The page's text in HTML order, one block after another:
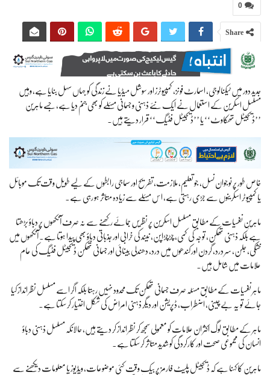
0
Share
جدید دور میں ٹیکنالوجی، اسمارٹ فونز، کمپیوٹرز اور سوشل میڈیا نے زندگی کو جہاں سہل بنایا ہے، وہیں
مسلسل اسکرین کے استعمال نے ایک نئے ذہنی و جسمانی مسئلے کو بھی جنم دیا ہے، جسے ماہرین
’’ڈیجیٹل تھکاوٹ‘‘ یا ’’ڈیجیٹل فٹیگ‘‘ قرار دیتے ہیں۔
خاص طور پر نوجوان نسل، جو تعلیم، ملازمت، تفریح اور سماجی رابطوں کے لیے طویل وقت تک موبائل
یا کمپیوٹر اسکرینوں سے جڑی رہتی ہے، اس مسئلے سے زیادہ متاثر ہو رہی ہے۔
ماہرینِ نفسیات کے مطابق مسلسل اسکرین پر نظریں جمائے رکھنے سے نہ صرف آنکھوں پر دباؤ بڑھتا
ہے بلکہ ذہنی تھکن، توجہ کی کمی، چڑچڑاپن، نیند کی خرابی اور جذباتی دباؤ بھی پیدا ہوتا ہے۔ آنکھوں میں
خشکی، جلن، سر درد، گردن اور کندھوں میں درد، دھندلی بینائی اور جسمانی تھکن ڈیجیٹل فٹیگ کی عام
علامات میں شامل ہیں۔
ماہر نفسیات کے مطابق مسئلہ صرف جسمانی تھکن تک محدود نہیں رہتا بلکہ اگر اسے مسلسل نظر انداز کیا
جائے تو یہ بے چینی، اضطراب، ڈپریشن اور دیگر ذہنی امراض کی شکل اختیار کر سکتا ہے۔
ماہر کے مطابق لوگ اکثر ان علامات کو معمولی سمجھ کر نظر انداز کر دیتے ہیں، حالانکہ مسلسل ذہنی دباؤ
انسان کی مجموعی صحت اور کارکردگی کو شدید متاثر کر سکتا ہے۔
ماہرین کا کہنا ہے کہ ڈیجیٹل پلیٹ فارمز پر بیک وقت کئی موضوعات، ویڈیوز یا معلومات دیکھنے سے